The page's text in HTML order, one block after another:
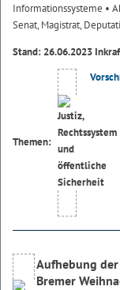
Informationssysteme •
Senat, Magistrat,
Stand: 26.06.2023
Themen:
Aufhebung
Bremer